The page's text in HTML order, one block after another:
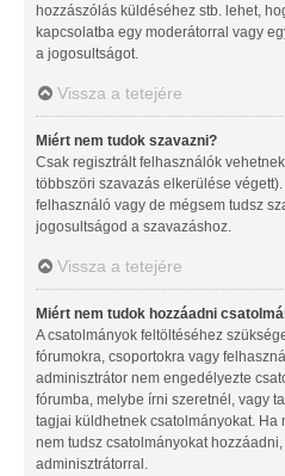
hozzászólás küldéséhez stb. lehet,
kapcsolatba egy moderátorral vagy
a jogosultságot.
Vissza a tetejére
Miért nem tudok szavazni?
Csak regisztrált felhasználók
többszöri szavazás elkerülése
felhasználó vagy de mégsem tudsz
jogosultságod a szavazáshoz.
Vissza a tetejére
Miért nem tudok hozzáadni
A csatolmányok feltöltéséhez
fórumokra, csoportokra vagy
adminisztrátor nem engedélyezte
fórumba, melybe írni szeretnél, vagy
tagjai küldhetnek csatolmányokat. Ha
nem tudsz csatolmányokat
adminisztrátorral.